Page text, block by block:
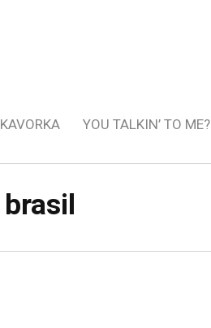
KAVORKA YOU TALKIN’ TO ME?
brasil